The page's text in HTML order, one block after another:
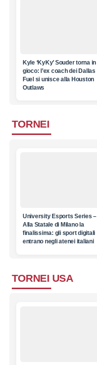
Kyle ‘KyKy’ Souder torna in
gioco: l’ex coach dei Dallas
Fuel si unisce alla Houston
Outlaws
TORNEI
University Esports Series –
Alla Statale di Milano la
finalissima: gli sport digitali
entrano negli atenei italiani
TORNEI USA